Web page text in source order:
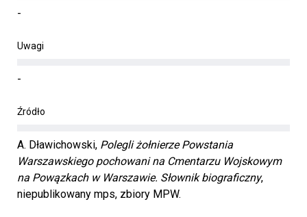
-
Uwagi
-
Źródło
A. Dławichowski, Polegli żołnierze Powstania
Warszawskiego pochowani na Cmentarzu Wojskowym
na Powązkach w Warszawie. Słownik biograficzny,
niepublikowany mps, zbiory MPW.